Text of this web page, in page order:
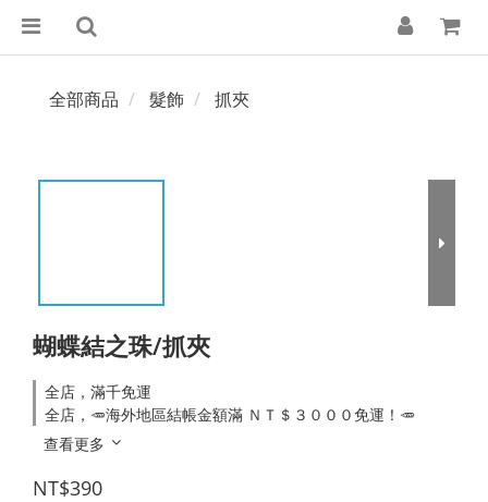
全部商品 髮飾 抓夾
蝴蝶結之珠/抓夾
全店，滿千免運
全店，🥕海外地區結帳金額滿 ＮＴ＄３０００免運！🥕
查看更多
NT$390